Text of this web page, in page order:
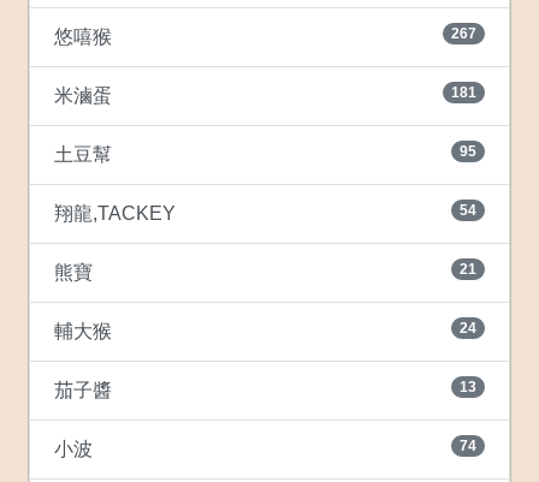
悠嘻猴 267
米滷蛋 181
土豆幫 95
翔龍,TACKEY 54
熊寶 21
輔大猴 24
茄子醬 13
小波 74